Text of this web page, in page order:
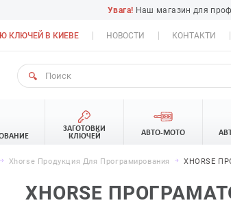
Увага! Наш магазин для
КЛЮЧЕЙ В КИЕВЕ НОВОСТИ КОНТАКТИ
ЗАГОТОВКИ
КЛЮЧЕЙ
АВТО-МОТО
Xhorse Продукция Для Програмирования XHORSE
XHORSE